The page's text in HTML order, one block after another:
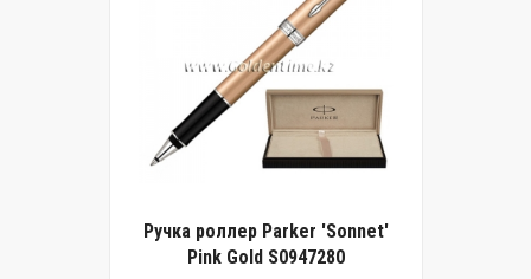
Ручка роллер Parker 'Sonnet'
Pink Gold S0947280